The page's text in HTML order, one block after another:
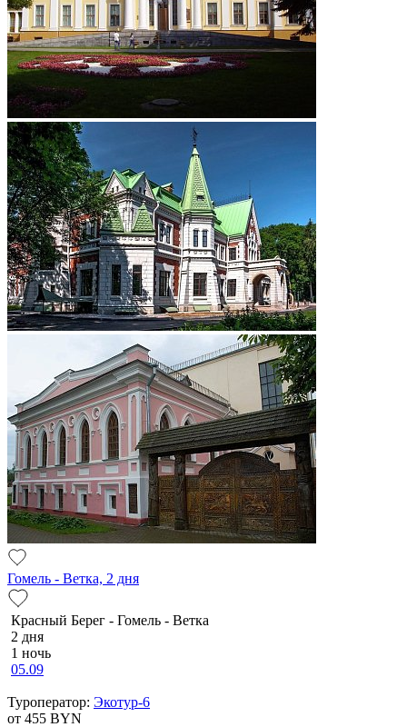
Гомель - Ветка, 2 дня
Красный Берег - Гомель - Ветка
2 дня
1 ночь
05.09
Туроператор: Экотур-6
от 455 BYN